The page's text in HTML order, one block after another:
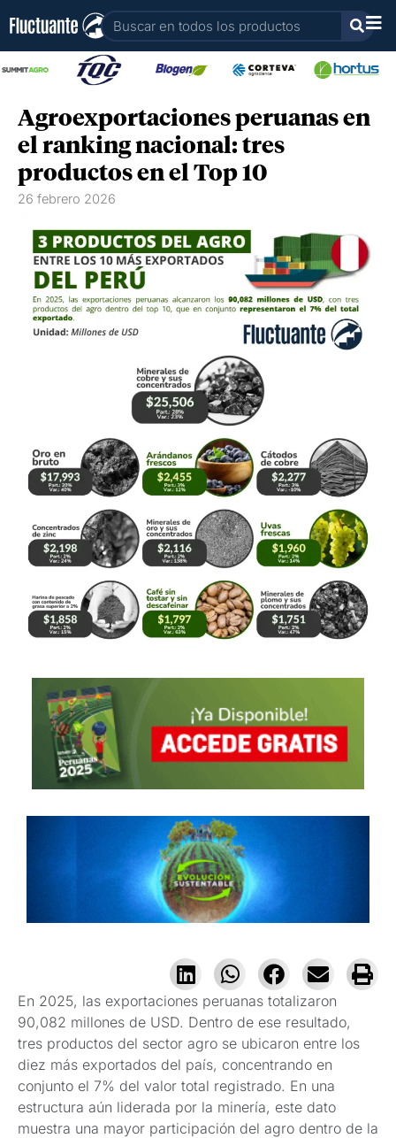
contenido
Buscar
Agroexportaciones peruanas en
el ranking nacional: tres
productos en el Top 10
26 febrero 2026
En 2025, las exportaciones peruanas totalizaron
90,082 millones de USD. Dentro de ese resultado,
tres productos del sector agro se ubicaron entre los
diez más exportados del país, concentrando en
conjunto el 7% del valor total registrado. En una
estructura aún liderada por la minería, este dato
muestra una mayor participación del agro dentro de la